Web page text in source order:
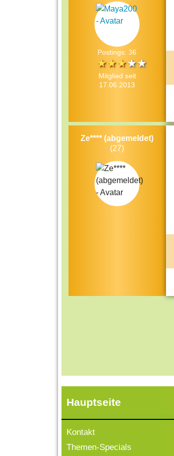
Postings: 36
Mitglied seit
17.06.2013
Ze**** (abgemeldet)
(27)
Hauptseite
Kontakt
Themen-Specials